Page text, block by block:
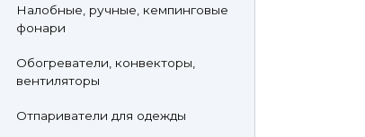
Налобные, ручные, кемпинговые
фонари
Обогреватели, конвекторы,
вентиляторы
Отпариватели для одежды